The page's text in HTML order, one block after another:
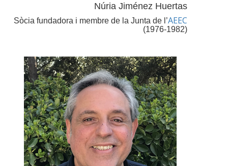
Núria Jiménez Huertas
Sòcia fundadora i membre de la Junta de l’AEEC
(1976-1982)